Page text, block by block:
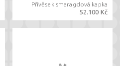
Přívěsek smaragdová kapka
52.100 Kč